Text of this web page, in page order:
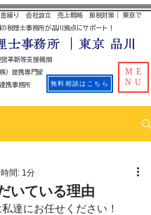
営革新等支援機関
）提携専門家
携事務所
繰り 会社設立 売上戦略 節税対策｜ 東京で
税理士事務所が品川拠点にサポート！
士事務所 ｜東京 品川
無料相談はこちら
ME
NU
いている理由
間: 1分
達にお任せください！